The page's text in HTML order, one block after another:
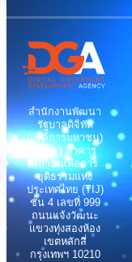
สำนักงานพัฒนา
รัฐบาลดิจิทัล
(องค์การมหาชน)
(สพร.) อาคาร
สถาบันเพื่อการ
ยุติธรรมแห่ง
ประเทศไทย (TIJ)
ชั้น 4 เลขที่ 999
ถนนแจ้งวัฒนะ
แขวงทุ่งสองห้อง
เขตหลักสี่
กรุงเทพฯ 10210